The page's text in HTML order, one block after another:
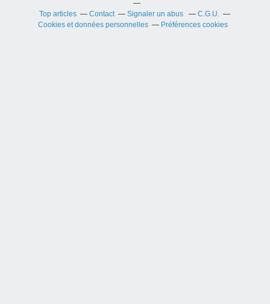
Top articles Contact Signaler un abus
C.G.U.
Cookies et données personnelles
Préférences cookies